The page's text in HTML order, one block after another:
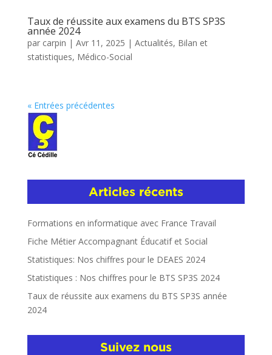
Taux de réussite aux examens du BTS SP3S
année 2024
par carpin | Avr 11, 2025 | Actualités, Bilan et
statistiques, Médico-Social
« Entrées précédentes
Articles récents
Formations en informatique avec France Travail
Fiche Métier Accompagnant Éducatif et Social
Statistiques: Nos chiffres pour le DEAES 2024
Statistiques : Nos chiffres pour le BTS SP3S 2024
Taux de réussite aux examens du BTS SP3S année
2024
Suivez nous